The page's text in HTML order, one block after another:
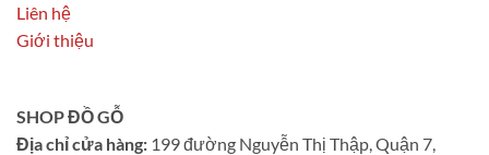
Liên hệ
Giới thiệu
SHOP ĐỒ GỖ
Địa chỉ cửa hàng: 199 đường Nguyễn Thị Thập, Quận 7,